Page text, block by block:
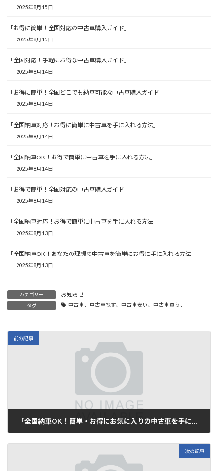
2025年8月15日
「お得に簡単！全国対応の中古車購入ガイド」
2025年8月15日
「全国対応！手軽にお得な中古車購入ガイド」
2025年8月14日
「お得に簡単！全国どこでも納車可能な中古車購入ガイド」
2025年8月14日
「全国納車対応！お得に簡単に中古車を手に入れる方法」
2025年8月14日
「全国納車OK！お得で簡単に中古車を手に入れる方法」
2025年8月14日
「お得で簡単！全国対応の中古車購入ガイド」
2025年8月14日
「全国納車対応！お得で簡単に中古車を手に入れる方法」
2025年8月13日
「全国納車OK！あなたの理想の中古車を簡単にお得に手に入れる方法」
2025年8月13日
カテゴリー お知らせ
タグ 中古車、中古車探す、中古車安い、中古車買う、
前の記事
「全国納車OK！簡単・お得にお気に入りの中古車を手に入れよう！」
次の記事